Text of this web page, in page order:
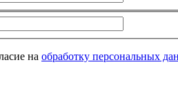
на обработку персональных